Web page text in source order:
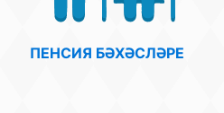
ПЕНСИЯ БӘХӘСЛӘРЕ